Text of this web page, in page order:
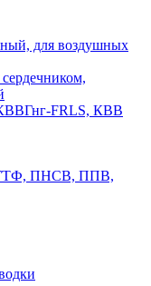
для воздушных
FRLS, КВВ
ПНСВ, ППВ,